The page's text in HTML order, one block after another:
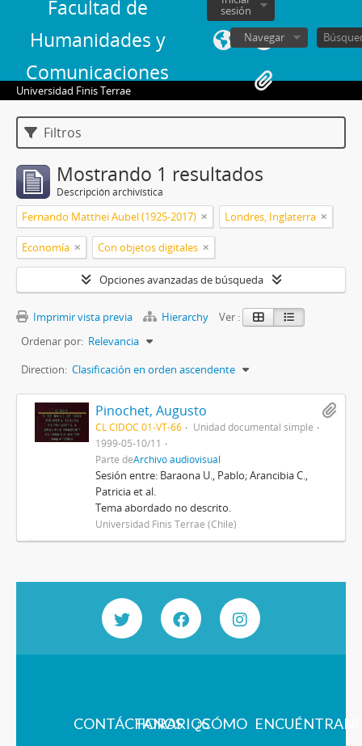
Facultad de
Humanidades y
Comunicaciones
sesión
Navegar
Universidad Finis Terrae
Filtros
Mostrando 1 resultados
Descripción archivística
Fernando Matthei Aubel (1925-2017) Londres, Inglaterra
Economía Con objetos digitales
Opciones avanzadas de búsqueda
Imprimir vista previa Hierarchy
Ver :
Ordenar por: Relevancia
Direction: Clasificación en orden ascendente
Pinochet, Augusto
CL CIDOC 01-VT-66
Unidad documental simple
1999-05-10/11
Parte deArchivo audiovisual
Sesión entre: Baraona U., Pablo; Arancibia C.,
Patricia et al.
Tema abordado no descrito.
Universidad Finis Terrae (Chile)
CONTÁCTANOS
HORARIOS¿CÓMO